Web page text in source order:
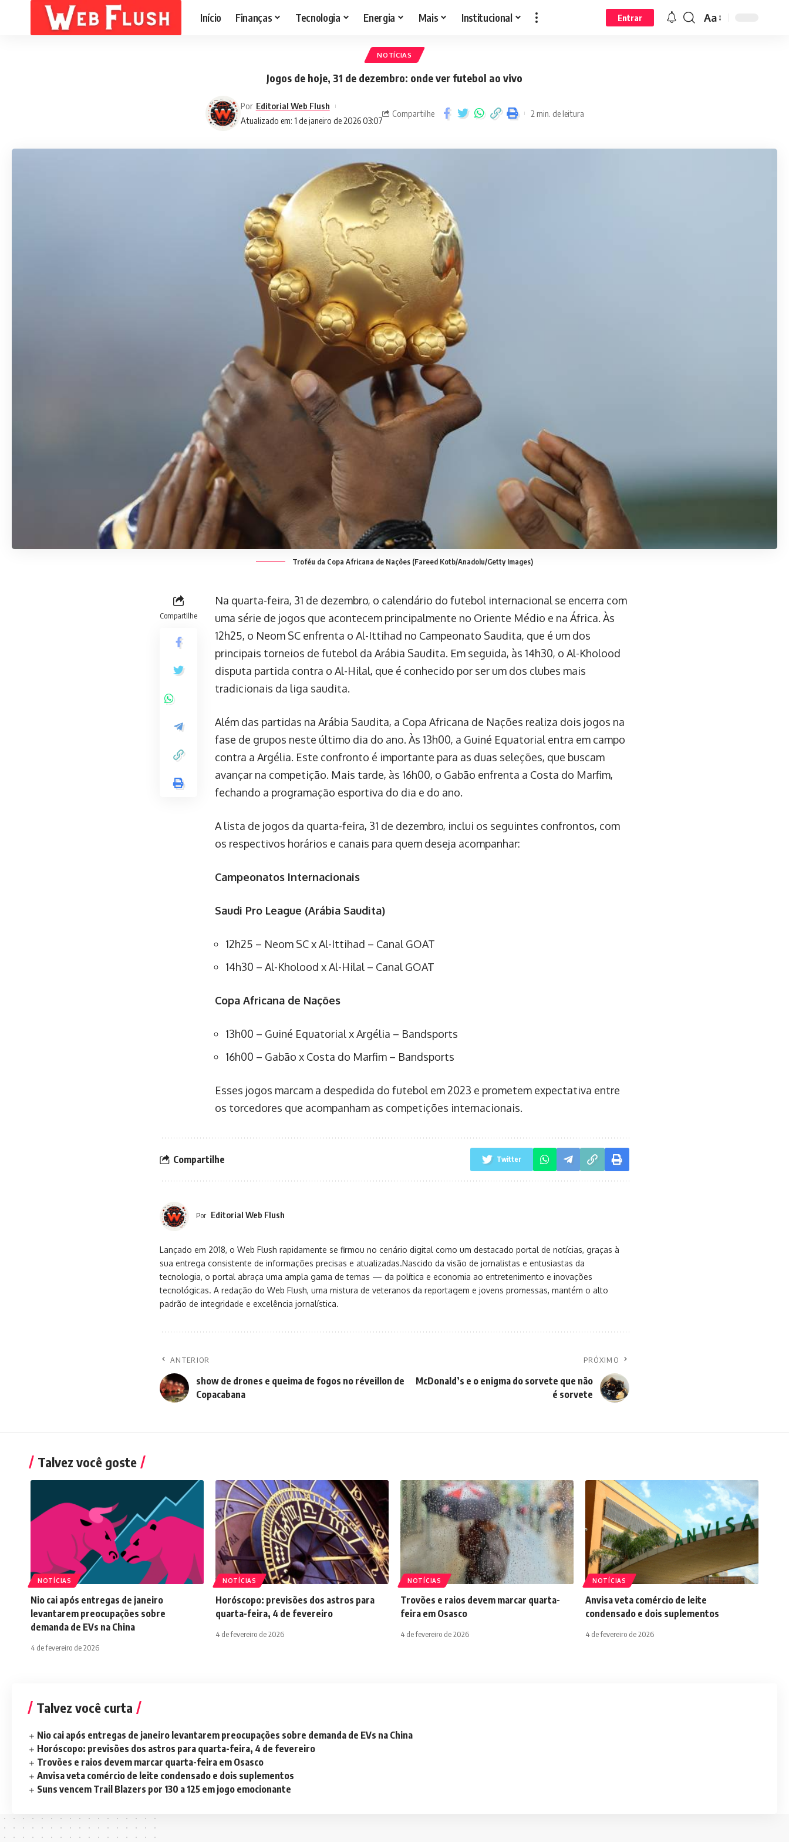
Início Finanças Tecnologia Energia Mais Institucional Entrar Aa
NOTÍCIAS
Jogos de hoje, 31 de dezembro: onde ver futebol ao vivo
Atualizado em: 1 de janeiro de 2026 03:07
Por Editorial Web Flush
Compartilhe 2 min. de leitura
Troféu da Copa Africana de Nações (Fareed Kotb/Anadolu/Getty Images)
Compartilhe
Na quarta-feira, 31 de dezembro, o calendário do futebol internacional se encerra com
uma série de jogos que acontecem principalmente no Oriente Médio e na África. Às
12h25, o Neom SC enfrenta o Al-Ittihad no Campeonato Saudita, que é um dos
principais torneios de futebol da Arábia Saudita. Em seguida, às 14h30, o Al-Kholood
disputa partida contra o Al-Hilal, que é conhecido por ser um dos clubes mais
tradicionais da liga saudita.
Além das partidas na Arábia Saudita, a Copa Africana de Nações realiza dois jogos na
fase de grupos neste último dia do ano. Às 13h00, a Guiné Equatorial entra em campo
contra a Argélia. Este confronto é importante para as duas seleções, que buscam
avançar na competição. Mais tarde, às 16h00, o Gabão enfrenta a Costa do Marfim,
fechando a programação esportiva do dia e do ano.
A lista de jogos da quarta-feira, 31 de dezembro, inclui os seguintes confrontos, com
os respectivos horários e canais para quem deseja acompanhar:
Campeonatos Internacionais
Saudi Pro League (Arábia Saudita)
12h25 – Neom SC x Al-Ittihad – Canal GOAT
14h30 – Al-Kholood x Al-Hilal – Canal GOAT
Copa Africana de Nações
13h00 – Guiné Equatorial x Argélia – Bandsports
16h00 – Gabão x Costa do Marfim – Bandsports
Esses jogos marcam a despedida do futebol em 2023 e prometem expectativa entre
os torcedores que acompanham as competições internacionais.
Compartilhe Twitter
Por Editorial Web Flush
Lançado em 2018, o Web Flush rapidamente se firmou no cenário digital como um destacado portal de notícias, graças à
sua entrega consistente de informações precisas e atualizadas.Nascido da visão de jornalistas e entusiastas da
tecnologia, o portal abraça uma ampla gama de temas — da política e economia ao entretenimento e inovações
tecnológicas. A redação do Web Flush, uma mistura de veteranos da reportagem e jovens promessas, mantém o alto
padrão de integridade e excelência jornalística.
ANTERIOR
show de drones e queima de fogos no réveillon de
Copacabana
PRÓXIMO
McDonald’s e o enigma do sorvete que não
é sorvete
Talvez você goste
NOTÍCIAS
Nio cai após entregas de janeiro
levantarem preocupações sobre
demanda de EVs na China
4 de fevereiro de 2026
NOTÍCIAS
Horóscopo: previsões dos astros para
quarta-feira, 4 de fevereiro
4 de fevereiro de 2026
NOTÍCIAS
Trovões e raios devem marcar quarta-
feira em Osasco
4 de fevereiro de 2026
NOTÍCIAS
Anvisa veta comércio de leite
condensado e dois suplementos
4 de fevereiro de 2026
Talvez você curta
Nio cai após entregas de janeiro levantarem preocupações sobre demanda de EVs na China
Horóscopo: previsões dos astros para quarta-feira, 4 de fevereiro
Trovões e raios devem marcar quarta-feira em Osasco
Anvisa veta comércio de leite condensado e dois suplementos
Suns vencem Trail Blazers por 130 a 125 em jogo emocionante